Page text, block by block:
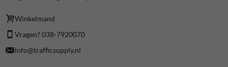
Winkelmand
Vragen? 038-7920070
info@trafficsupply.nl